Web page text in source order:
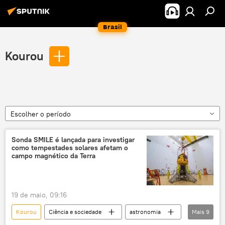
Brasil
Kourou
Escolher o período
Sonda SMILE é lançada para investigar
como tempestades solares afetam o
campo magnético da Terra
19 de maio, 09:16
Kourou Ciência e sociedade
astronomia
Mais 9